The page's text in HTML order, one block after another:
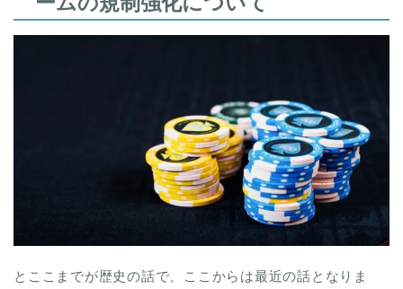
とここまでが歴史の話で、ここからは最近の話となりま